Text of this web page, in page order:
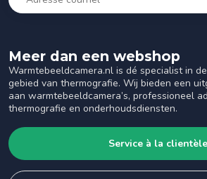
Meer dan een webshop
Warmtebeeldcamera.nl is dé specialist in
gebied van thermografie. Wij bieden een
aan warmtebeeldcamera’s, professioneel
thermografie en onderhoudsdiensten.
Service à la clientèle